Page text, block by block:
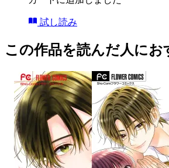
試し読み
この作品を読んだ人にお